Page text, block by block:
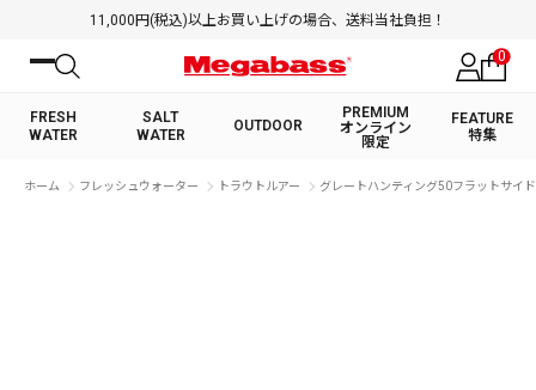
11,000円(税込)以上お買い上げの場合、送料当社負担！
0
FRESH
WATER
SALT
WATER
OUTDOOR
PREMIUM
オンライン
限定
FEATURE
特集
絞り込み検索
ホーム フレッシュウォーター トラウトルアー グレートハンティング50フラットサイ